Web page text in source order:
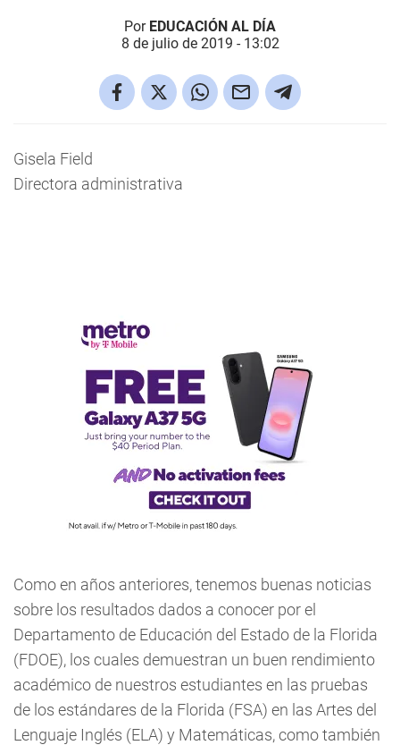
Por EDUCACIÓN AL DÍA
8 de julio de 2019 - 13:02
Gisela Field
Directora administrativa
Como en años anteriores, tenemos buenas noticias
sobre los resultados dados a conocer por el
Departamento de Educación del Estado de la Florida
(FDOE), los cuales demuestran un buen rendimiento
académico de nuestros estudiantes en las pruebas
de los estándares de la Florida (FSA) en las Artes del
Lenguaje Inglés (ELA) y Matemáticas, como también